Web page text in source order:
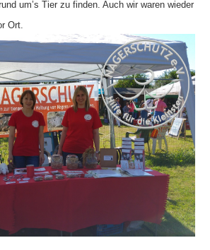
um’s Tier zu finden. Auch wir waren wieder
Ort.